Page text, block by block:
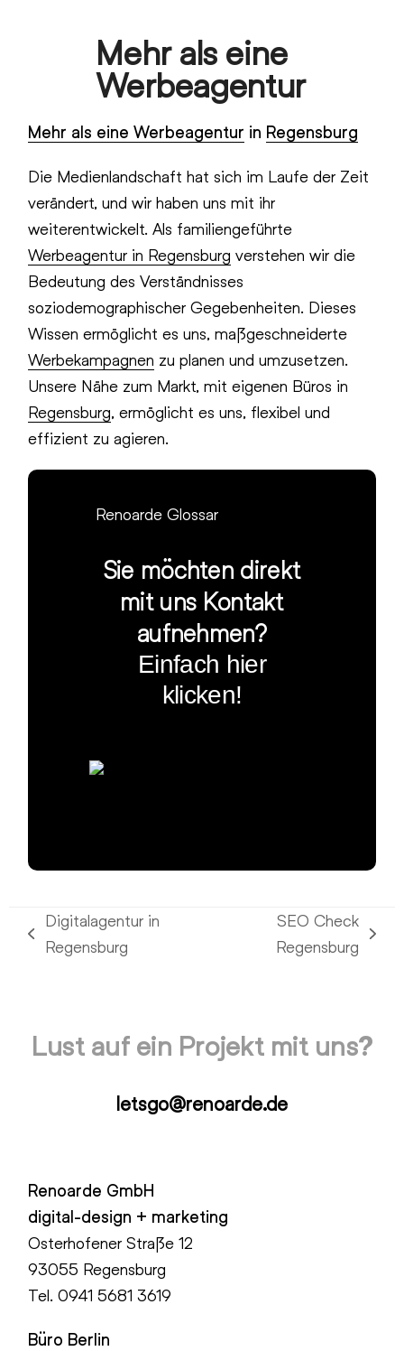
Mehr als eine
Werbeagentur
Mehr als eine Werbeagentur in Regensburg
Die Medienlandschaft hat sich im Laufe der Zeit
verändert, und wir haben uns mit ihr
weiterentwickelt. Als familiengeführte
Werbeagentur in Regensburg verstehen wir die
Bedeutung des Verständnisses
soziodemographischer Gegebenheiten. Dieses
Wissen ermöglicht es uns, maßgeschneiderte
Werbekampagnen zu planen und umzusetzen.
Unsere Nähe zum Markt, mit eigenen Büros in
Regensburg, ermöglicht es uns, flexibel und
effizient zu agieren.
Renoarde Glossar
Sie möchten direkt
mit uns Kontakt
aufnehmen?
Einfach hier
klicken!
vorheriger
Digitalagentur in
Regensburg
Nächster
SEO Check
Regensburg
Lust auf ein Projekt mit uns?
letsgo@renoarde.de
Renoarde GmbH
digital-design + marketing
Osterhofener Straße 12
93055 Regensburg
Tel.0941 5681 3619
Büro Berlin